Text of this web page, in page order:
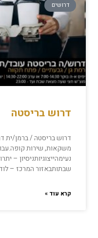
דרושים
דרוש בריסטה
דרוש בריסטה / ברמן/ית
משקאות, שירות
נעימהייצוגיותניסיון –
שבתותבאזור המרכז –
קרא עוד »